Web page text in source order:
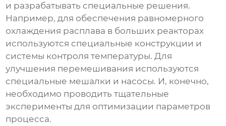
и разрабатывать специальные решения.
Например, для обеспечения равномерного
охлаждения расплава в больших реакторах
используются специальные конструкции и
системы контроля температуры. Для
улучшения перемешивания используются
специальные мешалки и насосы. И, конечно,
необходимо проводить тщательные
эксперименты для оптимизации параметров
процесса.